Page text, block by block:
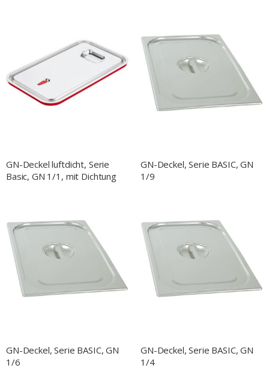
GN-Deckel luftdicht, Serie
Basic, GN 1/1, mit Dichtung
GN-Deckel, Serie BASIC, GN
1/9
GN-Deckel, Serie BASIC, GN
1/6
GN-Deckel, Serie BASIC, GN
1/4